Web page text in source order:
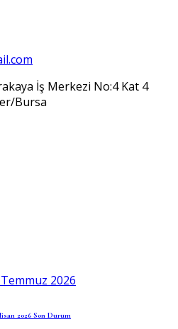
İş Merkezi No:4 Kat 4
Bursa
2026
2026 Son Durum